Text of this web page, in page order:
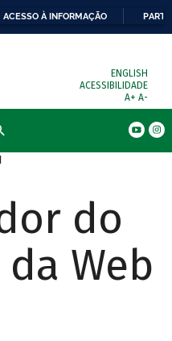
ACESSO À INFORMAÇÃO
ENGLISH
ACESSIBILIDADE
A+ A-
do
Web